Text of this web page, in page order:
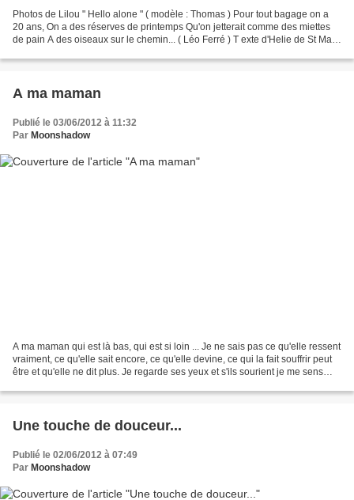
Photos de Lilou " Hello alone " ( modèle : Thomas ) Pour tout bagage on a
20 ans, On a des réserves de printemps Qu'on jetterait comme des miettes
de pain A des oiseaux sur le chemin... ( Léo Ferré ) T exte d'Helie de St Marc
A ma maman
Publié le 03/06/2012 à 11:32
Par Moonshadow
A ma maman qui est là bas, qui est si loin ... Je ne sais pas ce qu'elle ressent
vraiment, ce qu'elle sait encore, ce qu'elle devine, ce qui la fait souffrir peut
être et qu'elle ne dit plus. Je regarde ses yeux et s'ils sourient je me sens
Une touche de douceur...
Publié le 02/06/2012 à 07:49
Par Moonshadow